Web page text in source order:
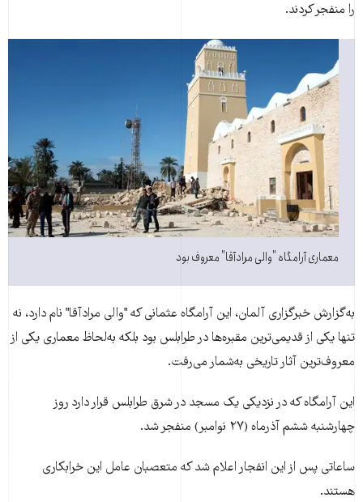
را منفجر کردند.
معماری آرامگاه "والی مراد‌آقا" معروف بود
به‌گزارش خبرگزاری آلمان، اين آرامگاه عثمانی که "والی مراد‌آقا" نام دارد، نه
تنها يکی از قديمی‌ترين مقبره‌ها در طرابلس بود بلکه به‌لحاظ معماری يکی از
معروف‌ترين آثار تاريخی به‌شمار می‌رفت.
اين آرامگاه که در نزديکی يک مسجد در شرق طرابلس قرار دارد روز
چهارشنبه ششم آذرماه (۲۷ نوامبر) منفجر شد.
ساعاتی پس از اين انفجار اعلام شد که متعصبان عامل اين خرابکاری
هستند.